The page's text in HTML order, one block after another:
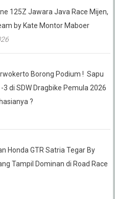
125Z Jawara Java Race Mijen,
by Kate Montor Maboer
Borong Podium ! Sapu
3 di SDW Dragbike Pemula 2026
?
Honda GTR Satria Tegar By
Tampil Dominan di Road Race